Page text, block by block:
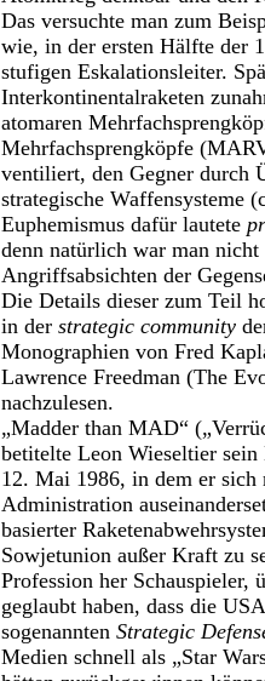
Das versuchte man zum
wie, in der ersten Hälfte der
stufigen Eskalationsleiter.
Interkontinentalraketen
atomaren
Mehrfachsprengköpfe
ventiliert, den Gegner durch
strategische Waffensysteme
Euphemismus dafür lautete
denn natürlich war man
Angriffsabsichten der
Die Details dieser zum Teil
in der strategic community
Monographien von Fred
Lawrence Freedman (The
nachzulesen.
„Madder than MAD“
betitelte Leon Wieseltier
12. Mai 1986, in dem er sich
Administration
basierter
Sowjetunion außer Kraft zu
Profession her Schauspieler,
geglaubt haben, dass die
sogenannten Strategic
Medien schnell als „Star